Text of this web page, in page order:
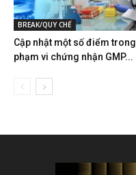
BREAK/QUY CHẾ
Cập nhật một số điểm trong
phạm vi chứng nhận GMP...